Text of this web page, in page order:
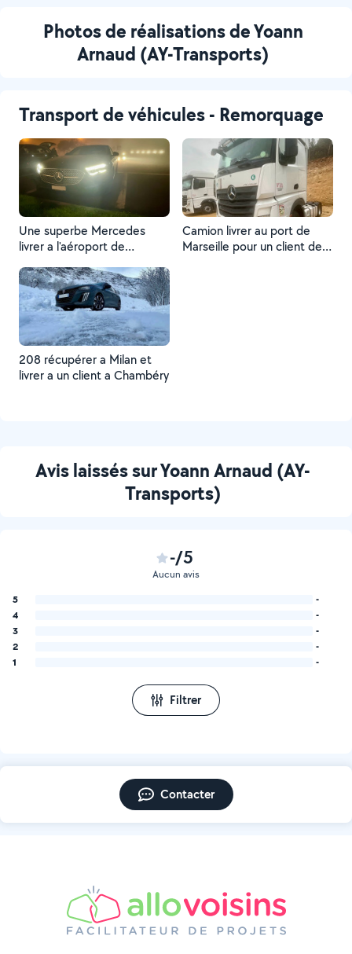
Photos de réalisations de Yoann
Arnaud (AY-Transports)
Transport de véhicules - Remorquage
Une superbe Mercedes
livrer a l'aéroport de
chercher a Bergame en
Italie
Camion livrer au port de
Marseille pour un client de
208 récupérer a Milan et
livrer a un client a Chambéry
Avis laissés sur Yoann Arnaud (AY-
Transports)
-/5
Aucun avis
5
-
4
-
3
-
2
-
1
-
Filtrer
Contacter